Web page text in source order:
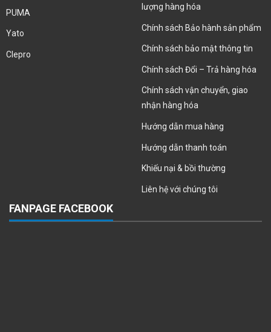
PUMA
Yato
Clepro
lượng hàng hóa
Chính sách Bảo hành sản phẩm
Chính sách bảo mật thông tin
Chính sách Đổi – Trả hàng hóa
Chính sách vận chuyển, giao
nhận hàng hóa
Hướng dẫn mua hàng
Hướng dẫn thanh toán
Khiếu nại & bồi thường
Liên hệ với chúng tôi
FANPAGE FACEBOOK